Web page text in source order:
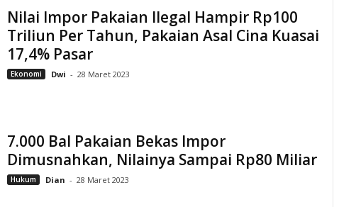
Nilai Impor Pakaian Ilegal Hampir Rp100
Triliun Per Tahun, Pakaian Asal Cina Kuasai
17,4% Pasar
Ekonomi Dwi - 28 Maret 2023
7.000 Bal Pakaian Bekas Impor
Dimusnahkan, Nilainya Sampai Rp80 Miliar
Hukum Dian - 28 Maret 2023